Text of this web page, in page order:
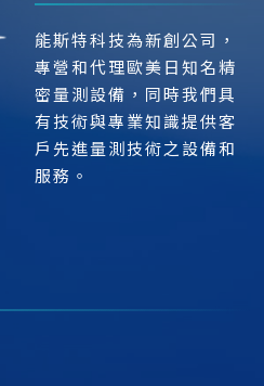
能斯特科技為新創公司，
專營和代理歐美日知名精
密量測設備，同時我們具
有技術與專業知識提供客
戶先進量測技術之設備和
服務。